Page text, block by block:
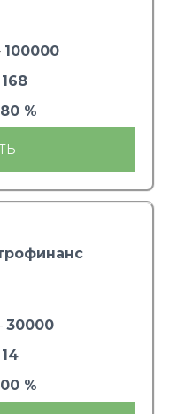
100000
168
%
30000
14
%